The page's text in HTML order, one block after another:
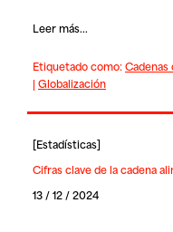
Leer más...
Etiquetado como:
| Globalización
[Estadísticas]
Cifras clave de la cadena
13 / 12 / 2024